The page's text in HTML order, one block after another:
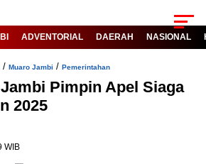
ADVENTORIAL DAERAH NASIONAL
/ Muaro Jambi / Pemerintahan
Pimpin Apel Siaga
2025
WIB